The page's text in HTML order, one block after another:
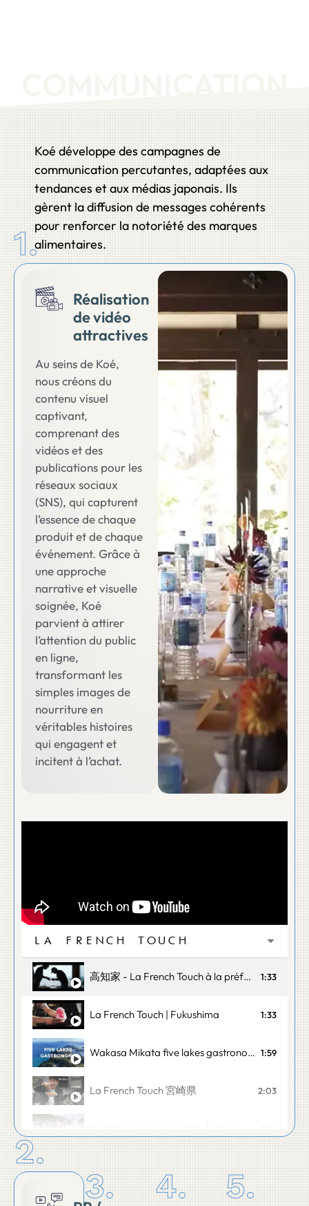
Koé développe des campagnes de
communication percutantes, adaptées aux
tendances et aux médias japonais. Ils
gèrent la diffusion de messages cohérents
pour renforcer la notoriété des marques
alimentaires.
1.
Réalisation
de vidéo
attractives
Au seins de Koé,
nous créons du
contenu visuel
captivant,
comprenant des
vidéos et des
publications pour les
réseaux sociaux
(SNS), qui capturent
l’essence de chaque
produit et de chaque
événement. Grâce à
une approche
narrative et visuelle
soignée, Koé
parvient à attirer
l’attention du public
en ligne,
transformant les
simples images de
nourriture en
véritables histoires
qui engagent et
incitent à l’achat.
LA FRENCH TOUCH
高知家 - La French Touch à la préfecture de Kōchi 1:33
La French Touch | Fukushima 1:33
Wakasa Mikata five lakes gastronomy tourism project 1:59
La French Touch 宮崎県 2:03
2.
3. 4. 5.